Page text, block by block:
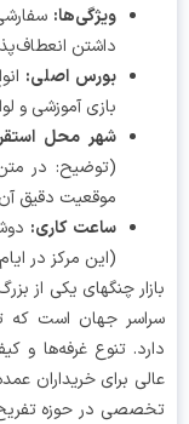
ویژگی‌ها:
داشتن انعطاف‌پذیری
بورس اصلی :انواع
بازی آموزشی و لوازم
شهر محل استقرار:
(توضیح: در متن
موقعیت دقیق آن شهر
ساعت کاری:
(این مرکز در ایام
چنگهای یکی از
جهان است که
تنوع غرفه‌ها و
برای خریداران عمده و
در حوزه تفریح و